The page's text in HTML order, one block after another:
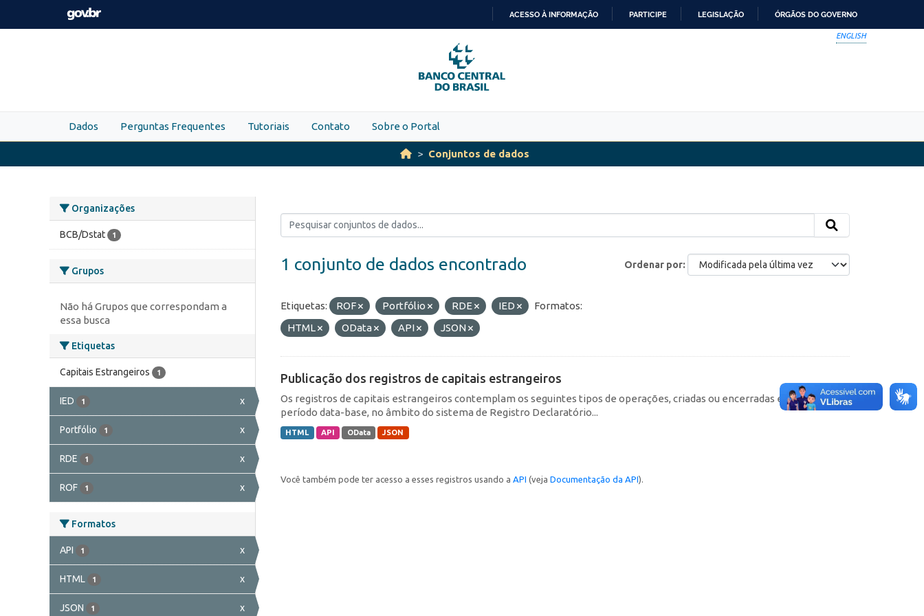
Skip to main content
PARA
O
CONTEÚDO
ACESSO À INFORMAÇÃO PARTICIPE LEGISLAÇÃO ÓRGÃOS DO GOVERNO
ENGLISH
Dados Perguntas Frequentes Tutoriais Contato Sobre o Portal
Conjuntos de dados
Organizações
BCB/Dstat 1
Grupos
Não há Grupos que correspondam a
essa busca
Etiquetas
Capitais Estrangeiros 1
IED 1 x
Portfólio 1 x
RDE 1 x
ROF 1 x
Formatos
API 1 x
HTML 1 x
JSON 1 x
Ordenar por
1 conjunto de dados encontrado
Etiquetas: ROF Portfólio RDE IED
Formatos:
HTML
OData API JSON
Publicação dos registros de capitais estrangeiros
Os registros de capitais estrangeiros contemplam os seguintes tipos de operações, criadas ou encerradas em cada
período data-base, no âmbito do sistema de Registro Declaratório...
HTML API OData JSON
Você também pode ter acesso a esses registros usando a API (veja Documentação da API).